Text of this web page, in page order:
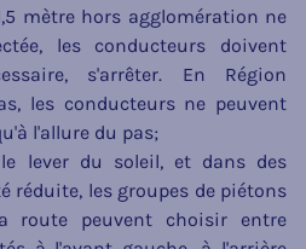
mètre hors agglomération ne
les conducteurs doivent
s'arrêter. En Région
les conducteurs ne peuvent
l'allure du pas;
lever du soleil, et dans des
réduite, les groupes de piétons
route peuvent choisir entre